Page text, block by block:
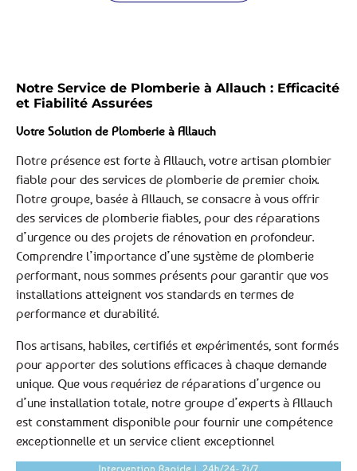
Notre Service de Plomberie à Allauch : Efficacité
et Fiabilité Assurées
Votre Solution de Plomberie à Allauch
Notre présence est forte à Allauch, votre artisan plombier
fiable pour des services de plomberie de premier choix.
Notre groupe, basée à Allauch, se consacre à vous offrir
des services de plomberie fiables, pour des réparations
d’urgence ou des projets de rénovation en profondeur.
Comprendre l’importance d’une système de plomberie
performant, nous sommes présents pour garantir que vos
installations atteignent vos standards en termes de
performance et durabilité.
Nos artisans, habiles, certifiés et expérimentés, sont formés
pour apporter des solutions efficaces à chaque demande
unique. Que vous requériez de réparations d’urgence ou
d’une installation totale, notre groupe d’experts à Allauch
est constamment disponible pour fournir une compétence
exceptionnelle et un service client exceptionnel